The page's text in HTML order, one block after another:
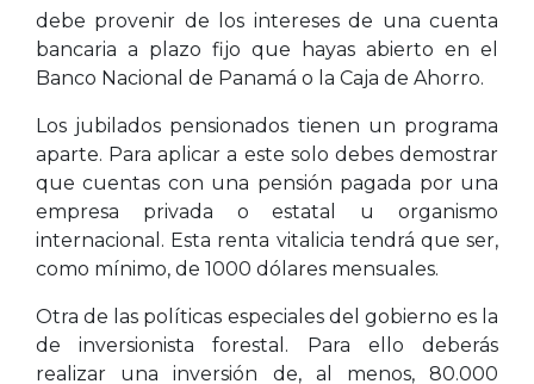
debe provenir de los intereses de una cuenta
bancaria a plazo fijo que hayas abierto en el
Banco Nacional de Panamá o la Caja de Ahorro.
Los jubilados pensionados tienen un programa
aparte. Para aplicar a este solo debes demostrar
que cuentas con una pensión pagada por una
empresa privada o estatal u organismo
internacional. Esta renta vitalicia tendrá que ser,
como mínimo, de 1000 dólares mensuales.
Otra de las políticas especiales del gobierno es la
de inversionista forestal. Para ello deberás
realizar una inversión de, al menos, 80.000